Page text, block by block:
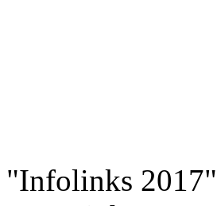
"Infolinks 2017"